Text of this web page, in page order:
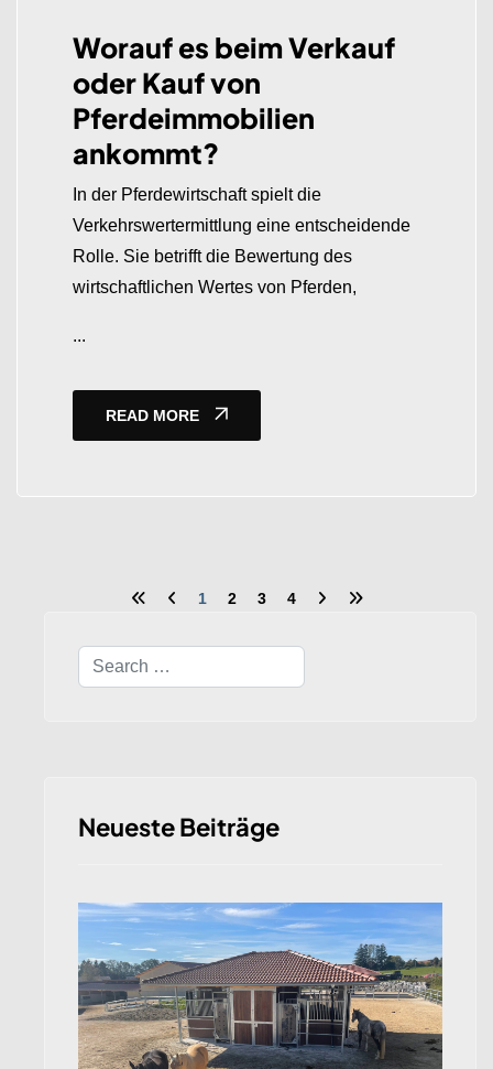
Worauf es beim Verkauf
oder Kauf von
Pferdeimmobilien
ankommt?
In der Pferdewirtschaft spielt die
Verkehrswertermittlung eine entscheidende
Rolle. Sie betrifft die Bewertung des
wirtschaftlichen Wertes von Pferden,
...
READ MORE
1 2 3 4
Search
Neueste Beiträge